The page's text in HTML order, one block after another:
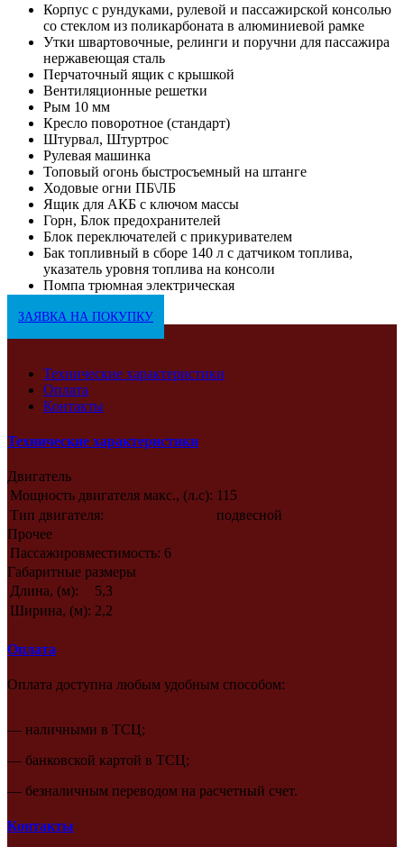
Корпус с рундуками, рулевой и пассажирской консолью
со стеклом из поликарбоната в алюминиевой рамке
Утки швартовочные, релинги и поручни для пассажира
нержавеющая сталь
Перчаточный ящик с крышкой
Вентиляционные решетки
Рым 10 мм
Кресло поворотное (стандарт)
Штурвал, Штуртрос
Рулевая машинка
Топовый огонь быстросъемный на штанге
Ходовые огни ПБ\ЛБ
Ящик для АКБ с ключом массы
Горн, Блок предохранителей
Блок переключателей с прикуривателем
Бак топливный в сборе 140 л с датчиком топлива,
указатель уровня топлива на консоли
Помпа трюмная электрическая
ЗАЯВКА НА ПОКУПКУ
Технические характеристики
Оплата
Контакты
Технические характеристики
Двигатель
Мощность двигателя макс., (л.с): 115
Тип двигателя:
подвесной
Прочее
Пассажировместимость: 6
Габаритные размеры
Длина, (м):
5,3
Ширина, (м): 2,2
Оплата
Оплата доступна любым удобным способом:
— наличными в ТСЦ;
— банковской картой в ТСЦ;
— безналичным переводом на расчетный счет.
Контакты